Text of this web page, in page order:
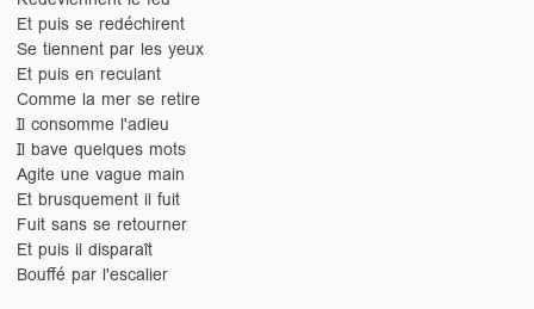
Et puis se redéchirent
Se tiennent par les yeux
Et puis en reculant
Comme la mer se retire
Il consomme l'adieu
Il bave quelques mots
Agite une vague main
Et brusquement il fuit
Fuit sans se retourner
Et puis il disparaît
Bouffé par l'escalier